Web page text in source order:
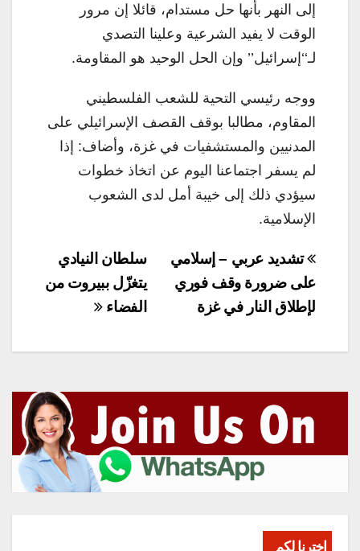
إلى النهر بأنها حل مستدام، قائلا إن مرور
الوقت لا يفيد الشرعية وعلينا التصدي
لـ‘‘إسرائيل’’ وإن الحل الوحيد هو المقاومة.
ووجه رئيسي التحية للشعب الفلسطيني
المقاوم، مطالبا بوقف القصف الإسرائيلي على
المدنيين والمستشفيات في غزة، وأضاف: إذا
لم يسفر اجتماعنا اليوم عن اتخاذ خطوات
سيؤدي ذلك إلى خيبة أمل لدى الشعوب
الإسلامية.
تصفّح
المقالات
سلطان النيادي
يتغزّل ببيروت من
الفضاء
تشديد عربي – إسلامي
على ضرورة وقف فوري
لإطلاق النار في غزة
اخترنا لكم